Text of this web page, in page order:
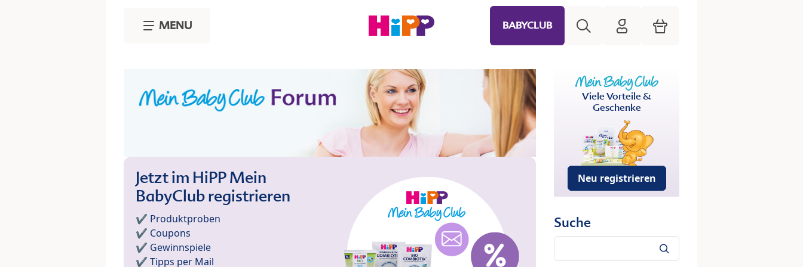
MENU BABYCLUB HiPP Mein Babyclub
Warenkorb
Jetzt im HiPP Mein
BabyClub registrieren
✔️ Produktproben
✔️ Coupons
✔️ Gewinnspiele
✔️ Tipps per Mail
Viele Vorteile &
Geschenke
Neu registrieren
Suche